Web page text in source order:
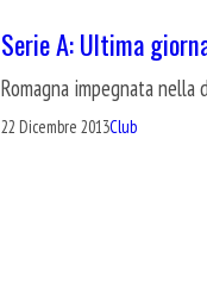
Serie A: Ultima
Romagna impegnata
22 Dicembre 2013Club